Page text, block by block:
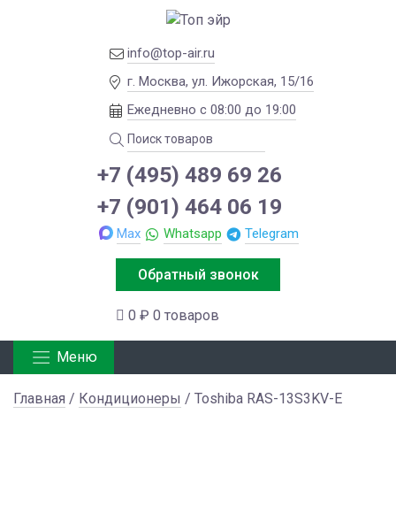
info@top-air.ru
г. Москва, ул. Ижорская, 15/16
Ежедневно с 08:00 до 19:00
+7 (495) 489 69 26
+7 (901) 464 06 19
Max Whatsapp Telegram
Обратный звонок
0 ₽ 0 товаров
Меню
Главная / Кондиционеры / Toshiba RAS-13S3KV-E